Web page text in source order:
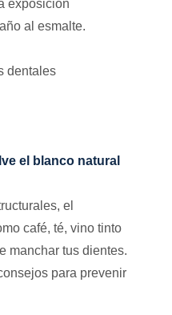
exposición
al esmalte.
dentales
el blanco natural
el
café, té, vino tinto
manchar tus dientes.
para prevenir